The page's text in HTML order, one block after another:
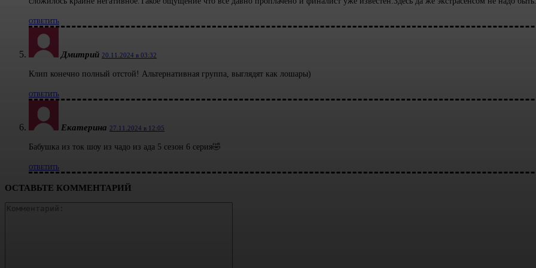
ОТВЕТИТЬ
Дмитрий 20.11.2024 в 03:32
Клип конечно полный отстой! Альтернативная группа, выглядят как лошары)
ОТВЕТИТЬ
Екатерина 27.11.2024 в 12:05
Бабушка из ток шоу из чадо из ада 5 сезон 6 серия🤣
ОТВЕТИТЬ
ОСТАВЬТЕ КОММЕНТАРИЙ